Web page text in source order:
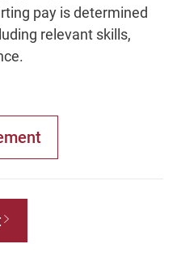
pay is determined
relevant skills,